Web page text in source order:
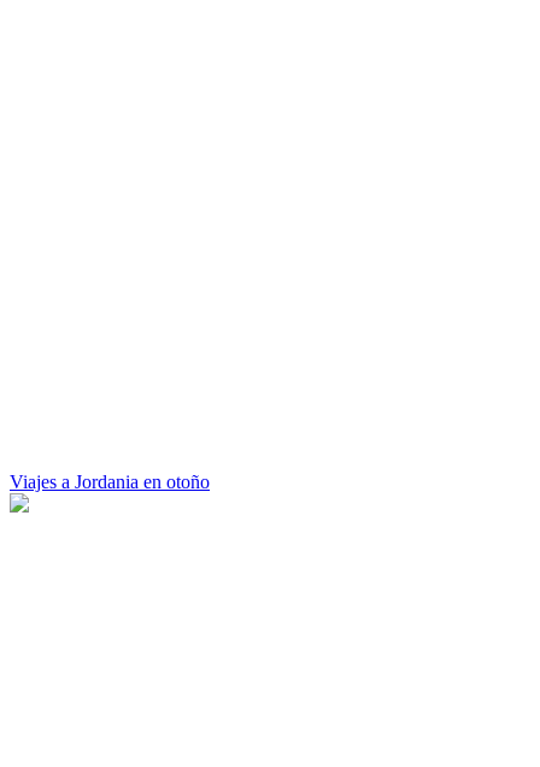
Viajes a Jordania en otoño